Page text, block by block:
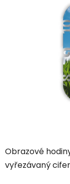
Obrazové
vyřezávaný